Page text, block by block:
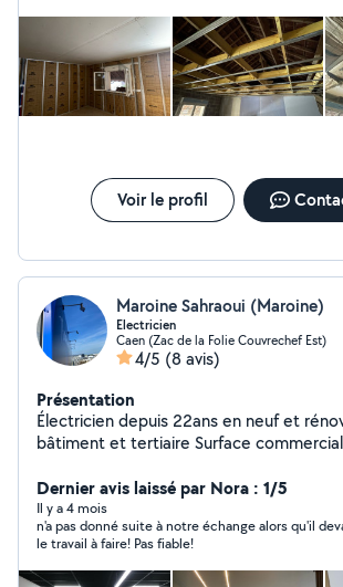
Voir le profil
Maroine Sahraoui (Maroine)
Electricien
Caen (Zac de la Folie Couvrechef Est)
4/5 (8 avis)
Présentation
Électricien depuis 22ans en neuf et
Dernier avis laissé par Nora : 1/5
Il y a 4 mois
n'a pas donné suite à notre échange alors qu'il
le travail à faire! Pas fiable!